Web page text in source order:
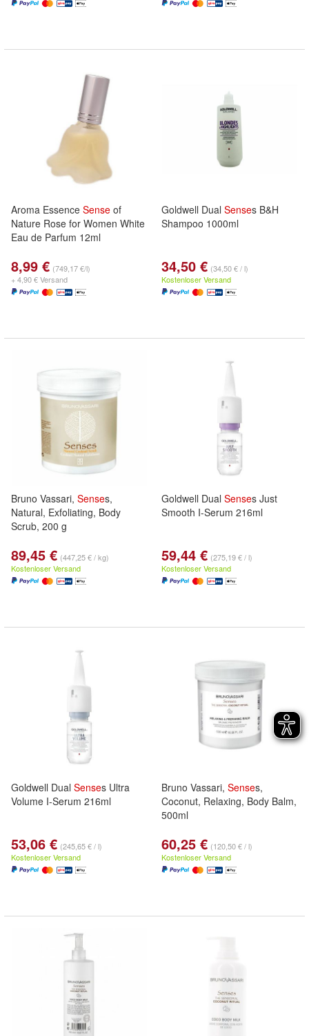
Aroma Essence Sense of
Nature Rose for Women White
Eau de Parfum 12ml
8,99 € (749,17 €/l)
+ 4,90 € Versand
Goldwell Dual Senses B&H
Shampoo 1000ml
34,50 € (34,50 € / l)
Kostenloser Versand
Bruno Vassari, Senses,
Natural, Exfoliating, Body
Scrub, 200 g
89,45 € (447,25 € / kg)
Kostenloser Versand
Goldwell Dual Senses Just
Smooth I-Serum 216ml
59,44 € (275,19 € / l)
Kostenloser Versand
Goldwell Dual Senses Ultra
Volume I-Serum 216ml
53,06 € (245,65 € / l)
Kostenloser Versand
Bruno Vassari, Senses,
Coconut, Relaxing, Body Balm,
500ml
60,25 € (120,50 € / l)
Kostenloser Versand